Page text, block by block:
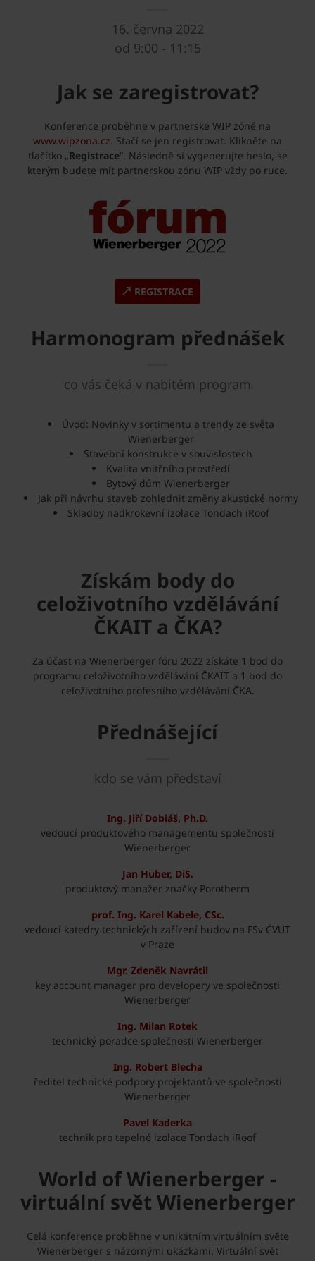
16. června 2022
od 9:00 - 11:15
Jak se zaregistrovat?
Konference proběhne v partnerské WIP zóně na
www.wipzona.cz. Stačí se jen registrovat. Klikněte na
tlačítko „Registrace“. Následně si vygenerujte heslo, se
kterým budete mít partnerskou zónu WIP vždy po ruce.
REGISTRACE
Harmonogram přednášek
co vás čeká v nabitém program
Úvod: Novinky v sortimentu a trendy ze světa
Wienerberger
Stavební konstrukce v souvislostech
Kvalita vnitřního prostředí
Bytový dům Wienerberger
Jak při návrhu staveb zohlednit změny akustické normy
Skladby nadkrokevní izolace Tondach iRoof
Získám body do
celoživotního vzdělávání
ČKAIT a ČKA?
Za účast na Wienerberger fóru 2022 získáte 1 bod do
programu celoživotního vzdělávání ČKAIT a 1 bod do
celoživotního profesního vzdělávání ČKA.
Přednášející
kdo se vám představí
Ing. Jiří Dobiáš, Ph.D.
vedoucí produktového managementu společnosti
Wienerberger
Jan Huber, DiS.
produktový manažer značky Porotherm
prof. Ing. Karel Kabele, CSc.
vedoucí katedry technických zařízení budov na FSv ČVUT
v Praze
Mgr. Zdeněk Navrátil
key account manager pro developery ve společnosti
Wienerberger
Ing. Milan Rotek
technický poradce společnosti Wienerberger
Ing. Robert Blecha
ředitel technické podpory projektantů ve společnosti
Wienerberger
Pavel Kaderka
technik pro tepelné izolace Tondach iRoof
World of Wienerberger -
virtuální svět Wienerberger
Celá konference proběhne v unikátním virtuálním světe
Wienerberger s názornými ukázkami. Virtuální svět